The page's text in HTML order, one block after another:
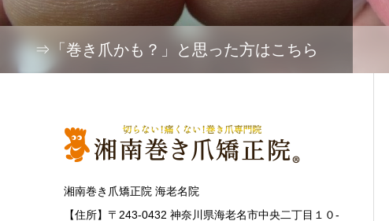
⇒「巻き爪かも？」と思った方はこちら
湘南巻き爪矯正院 海老名院
【住所】〒243-0432 神奈川県海老名市中央二丁目１０-